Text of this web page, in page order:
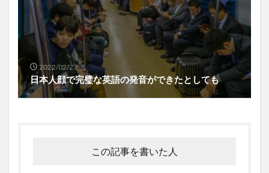
2022/02/27
日本人顔で完璧な英語の発音ができたとしても
この記事を書いた人